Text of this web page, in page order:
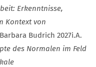
Erkenntnisse,
Kontext von
Budrich 2027i.A.
des Normalen im Feld